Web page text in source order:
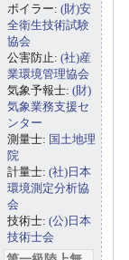
ボイラー: (財)安
全衛生技術試験
協会
公害防止: (社)産
業環境管理協会
気象予報士: (財)
気象業務支援セ
ンター
測量士: 国土地理
院
計量士: (社)日本
環境測定分析協
会
技術士: (公)日本
技術士会